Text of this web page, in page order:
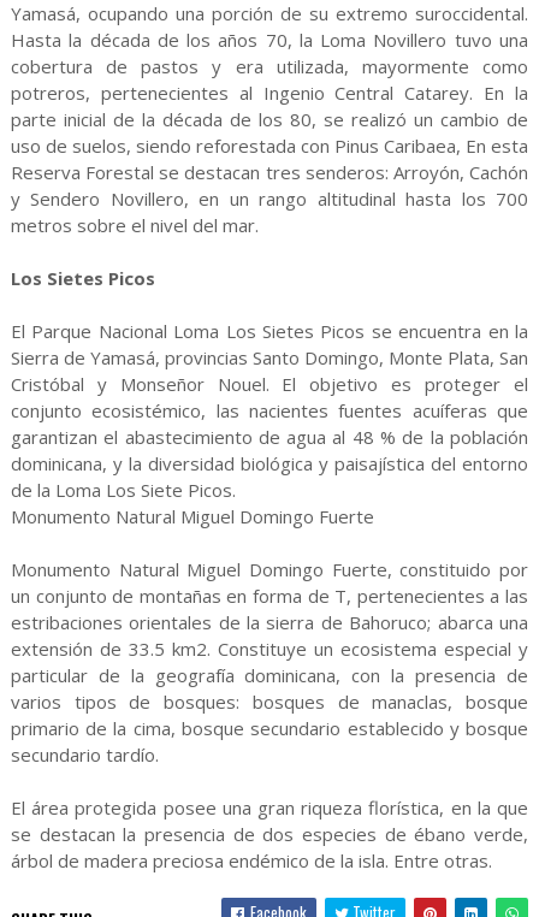
Yamasá, ocupando una porción de su extremo suroccidental.
Hasta la década de los años 70, la Loma Novillero tuvo una
cobertura de pastos y era utilizada, mayormente como
potreros, pertenecientes al Ingenio Central Catarey. En la
parte inicial de la década de los 80, se realizó un cambio de
uso de suelos, siendo reforestada con Pinus Caribaea, En esta
Reserva Forestal se destacan tres senderos: Arroyón, Cachón
y Sendero Novillero, en un rango altitudinal hasta los 700
metros sobre el nivel del mar.
Los Sietes Picos
El Parque Nacional Loma Los Sietes Picos se encuentra en la
Sierra de Yamasá, provincias Santo Domingo, Monte Plata, San
Cristóbal y Monseñor Nouel. El objetivo es proteger el
conjunto ecosistémico, las nacientes fuentes acuíferas que
garantizan el abastecimiento de agua al 48 % de la población
dominicana, y la diversidad biológica y paisajística del entorno
de la Loma Los Siete Picos.
Monumento Natural Miguel Domingo Fuerte
Monumento Natural Miguel Domingo Fuerte, constituido por
un conjunto de montañas en forma de T, pertenecientes a las
estribaciones orientales de la sierra de Bahoruco; abarca una
extensión de 33.5 km2. Constituye un ecosistema especial y
particular de la geografía dominicana, con la presencia de
varios tipos de bosques: bosques de manaclas, bosque
primario de la cima, bosque secundario establecido y bosque
secundario tardío.
El área protegida posee una gran riqueza florística, en la que
se destacan la presencia de dos especies de ébano verde,
árbol de madera preciosa endémico de la isla. Entre otras.
Facebook Twitter